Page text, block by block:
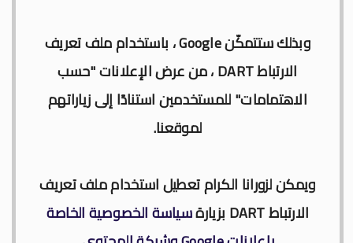
البطولة الإحترافية 2024/2023
الوطنية
وبذلك ستتمكّن Google ، باستخدام ملف تعريف
الارتباطDART، من عرض الإعلانات "حسب
الاهتمامات" للمستخدمين استنادًا إلى زياراتهم
لموقعنا.
ويمكن لزورانا الكرام تعطيل استخدام ملف تعريف
الارتباطDART بزيارةسياسة الخصوصية الخاصة